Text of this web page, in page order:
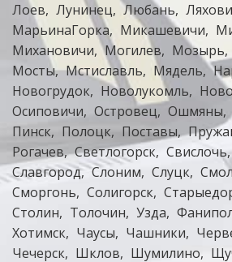
Лоев
Лунинец Любань
МарьинаГорка
Микашевичи
Михановичи
Могилев Мозырь
Мосты Мстиславль Мядель
Новогрудок
Новолукомль
Осиповичи
Островец Ошмяны
Пинск
Полоцк Поставы
Рогачев Светлогорск Свислочь
Славгород Слоним Слуцк
Сморгонь
Солигорск
Столин
Толочин Узда
Хотимск
Чаусы Чашники
Чечерск
Шклов Шумилино